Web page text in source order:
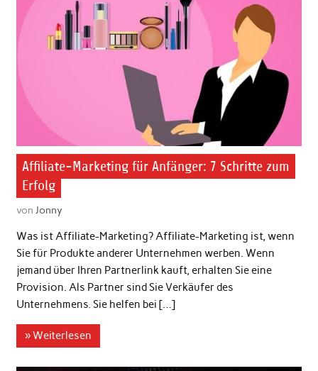
Affiliate-Marketing für Anfänger: 7 Schritte zum
Erfolg
von Jonny
Was ist Affiliate-Marketing? Affiliate-Marketing ist, wenn
Sie für Produkte anderer Unternehmen werben. Wenn
jemand über Ihren Partnerlink kauft, erhalten Sie eine
Provision. Als Partner sind Sie Verkäufer des
Unternehmens. Sie helfen bei […]
» Weiterlesen